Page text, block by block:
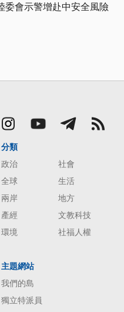
委會示警增赴中安全風險
分類
政治
社會
全球
生活
兩岸
地方
產經
文教科技
環境
社福人權
主題網站
我們的島
獨立特派員